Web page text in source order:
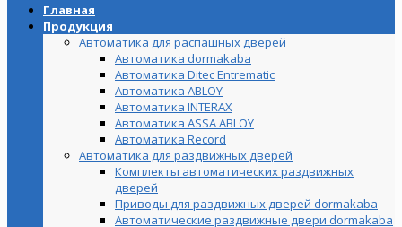
Главная
Продукция
Автоматика для распашных дверей
Автоматика dormakaba
Автоматика Ditec Entrematic
Автоматика ABLOY
Автоматика INTERAX
Автоматика ASSA ABLOY
Автоматика Record
Автоматика для раздвижных дверей
Комплекты автоматических раздвижных
дверей
Приводы для раздвижных дверей dormakaba
Автоматические раздвижные двери dormakaba